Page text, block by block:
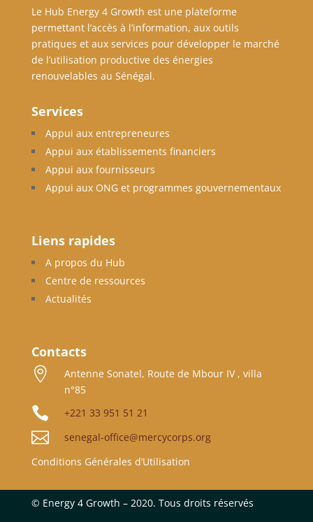
Le Hub Energy 4 Growth est une plateforme
permettant l’accès à l’information, aux outils
pratiques et aux services pour développer le marché
de l’utilisation productive des énergies
renouvelables au Sénégal.
Services
Appui aux entrepreneures
Appui aux établissements financiers
Appui aux fournisseurs
Appui aux ONG et programmes gouvernementaux
Liens rapides
A propos du Hub
Centre de ressources
Actualités
Contacts

Antenne Sonatel, Route de Mbour IV , villa
n°85
 +221 33 951 51 21

senegal-office@mercycorps.org
Conditions Générales d’Utilisation
© Energy 4 Growth – 2020. Tous droits réservés